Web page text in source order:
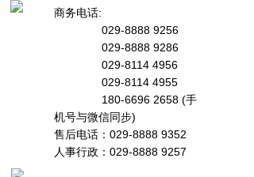
动系统，西普绿色节能型变频器可运行工频旁路及
EOC 轻载节能技术，低负 载率电机可提高运行效率
10~17%，用户以极低投入成本轻松解决大马拉小车现
象。 中大功率电机控制柜必备：降压起动装置、调功
变频器集合所有装置功能于一体；电控柜缩小 80%体
积，调功运行效率可达 99.99%。绿色高效节能环保特
性才能有效解决“提高能源利用率”与“双碳目标”。 西普
绿色节能型变频器替代传统交直交变频器低压可降低电
商务电话:
029-8888 9256
029-8888 9286
029-8114 4956
029-8114 4955
180-6696 2658 (手
机号与微信同步)
售后电话：029-8888 9352
人事行政：029-8888 9257